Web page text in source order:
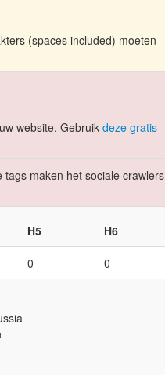
(spaces included) moeten
website. Gebruik deze gratis
maken het sociale crawlers
H5 H6
0 0